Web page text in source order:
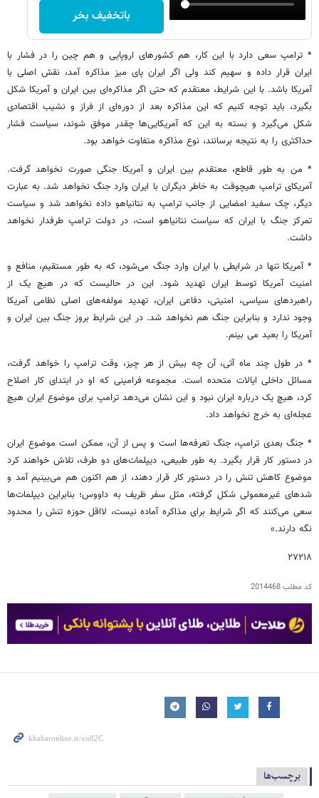
باتخفیف بخر
* ترامپ سعی دارد با این کار، هم کشورهای اروپایی و هم چین را در فشار با
ایران قرار داده و سهیم کند ولی اگر ایران پای میز مذاکره آمد، نقش اصلی با
آمریکا باشد. با این شرایط، معتقدم که حتی اگر مذاکره‌ای بین ایران و آمریکا شکل
بگیرد، باید توجه کنیم که این مذاکره بعد از دوره‌ای از فراز و نشیب اقتصادی
شکل می‌گیرد و بسته به این که آمریکایی‌ها چقدر موفق شوند، سیاست فشار
حداکثری را به نتیجه برسانند، نوع مذاکره متفاوت خواهد بود.
* من به طور قاطع، معتقدم بین ایران و آمریکا جنگی صورت نخواهد گرفت.
آمریکای ترامپ هیچوقت به خاطر دیگران با ایران وارد جنگ نخواهد شد. به عبارت
دیگر، چک سفید امضایی از جانب ترامپ به نتانیاهو داده نخواهد شد و سیاست
تمرکز جنگ با ایران که سیاست نتانیاهو است، در دولت ترامپ طرفدار نخواهد
داشت.
* آمریکا تنها در شرایطی با ایران وارد جنگ می‌شود، که به طور مستقیم، منافع و
امنیت آمریکا توسط ایران تهدید شود. این در حالیست که در هیچ یک از
راهبردهای سیاسی، امنیتی، دفاعی ایران، تهدید مولفه‌های اصلی نظامی آمریکا
وجود ندارد و بنابراین جنگ هم نخواهد شد. در این شرایط بروز جنگ بین ایران و
آمریکا را بعید می بینم.
* در طول چند ماه آتی، آن چه بیش از هر چیز، وقت ترامپ را خواهد گرفت،
مسائل داخلی ایالات متحده است. مجموعه فرامینی که او در ابتدای کار اصلاح
کرد، هیچ یک درباره ایران نبود و این نشان می‌دهد ترامپ برای موضوع ایران هیچ
عجله‌ای به خرج نخواهد داد.
* جنگ بعدی ترامپ، جنگ تعرفه‌ها است و پس از آن، ممکن است موضوع ایران
در دستور کار قرار بگیرد. به طور طبیعی، دیپلمات‌های دو طرف، تلاش خواهند کرد
موضوع کاهش تنش را در دستور کار قرار دهند، از هم اکنون هم می‌بینیم آمد و
شدهای غیرمعمولی شکل گرفته، مثل سفر ظریف به داووس؛ بنابراین دیپلمات‌ها
سعی می‌کنند که اگر شرایط برای مذاکره آماده نیست، لااقل حوزه تنش را محدود
نگه دارند.»
۲۷۲۱۸
کد مطلب2014468
برچسب‌ها